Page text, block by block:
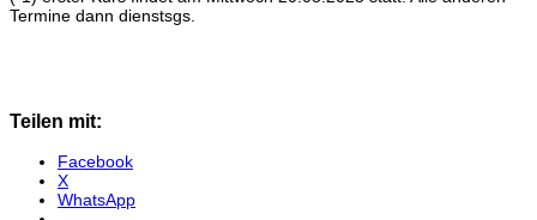
Termine dann dienstsgs.
Teilen mit:
Facebook
X
WhatsApp